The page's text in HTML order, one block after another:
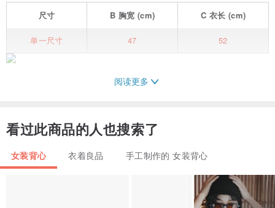
尺寸 B 胸宽 (cm) C 衣长 (cm)
单一尺寸 47 52
阅读更多
看过此商品的人也搜索了
女装背心 衣着良品 手工制作的 女装背心